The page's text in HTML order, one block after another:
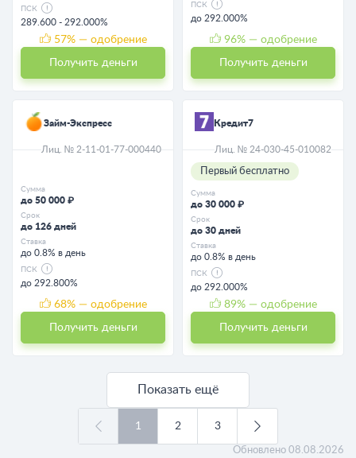
ПСК
289.600 - 292.000%
57% — одобрение
Получить деньги
ПСК
до 292.000%
96% — одобрение
Получить деньги
Займ-Экспресс
Лиц. № 2-11-01-77-000440
Сумма
до 50 000 ₽
Срок
до 126 дней
Ставка
до 0.8% в день
ПСК
до 292.800%
68% — одобрение
Получить деньги
Кредит7
Лиц. № 24-030-45-010082
Первый бесплатно
Сумма
до 30 000 ₽
Срок
до 30 дней
Ставка
до 0.8% в день
ПСК
до 292.000%
89% — одобрение
Получить деньги
Показать ещё
1 2 3
Обновлено 08.08.2026